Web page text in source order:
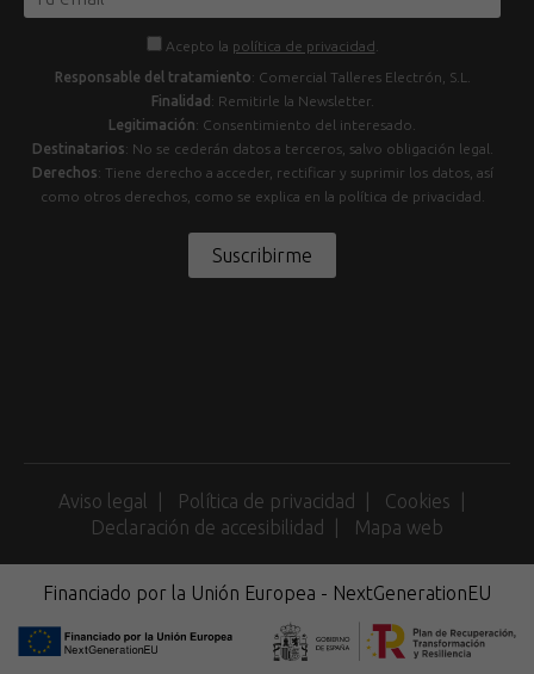
Acepto la política de privacidad
Responsable del tratamiento: Comercial Talleres Electrón, S.L.
Finalidad : Remitirle la Newsletter.
Legitimación: Consentimiento del interesado.
Destinatarios: No se cederán datos a terceros, salvo obligación legal.
Derechos: Tiene derecho a acceder, rectificar y suprimir los datos, así
como otros derechos, como se explica en la política de privacidad.
Suscribirme
Aviso legal Política de privacidad
Cookies
Declaración de accesibilidad
Mapa web
Financiado por la Unión Europea - NextGenerationEU